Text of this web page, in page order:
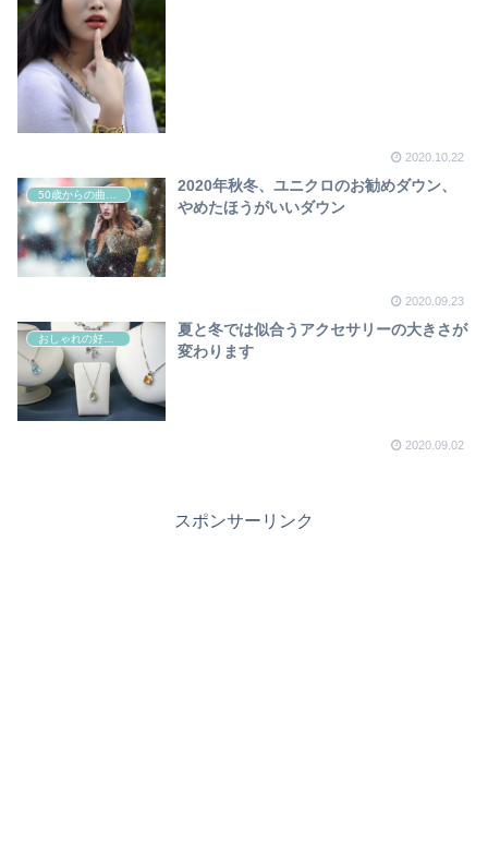
2020.10.22
2020年秋冬、ユニクロのお勧めダウン、
やめたほうがいいダウン
2020.09.23
夏と冬では似合うアクセサリーの大きさが
変わります
2020.09.02
スポンサーリンク